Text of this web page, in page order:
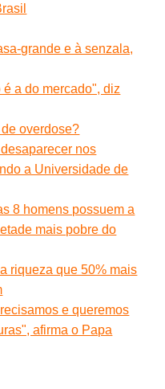
grande e à senzala,
a do mercado", diz
overdose?
nos
a Universidade de
8 homens possuem a
mais pobre do
riqueza que 50% mais
e queremos
afirma o Papa